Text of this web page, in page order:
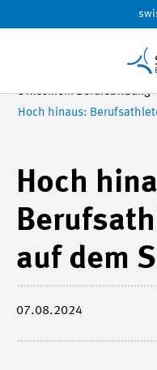
Swissmem Berufsbildung
Hoch hinaus:
Hoch
auf dem
07.08.2024